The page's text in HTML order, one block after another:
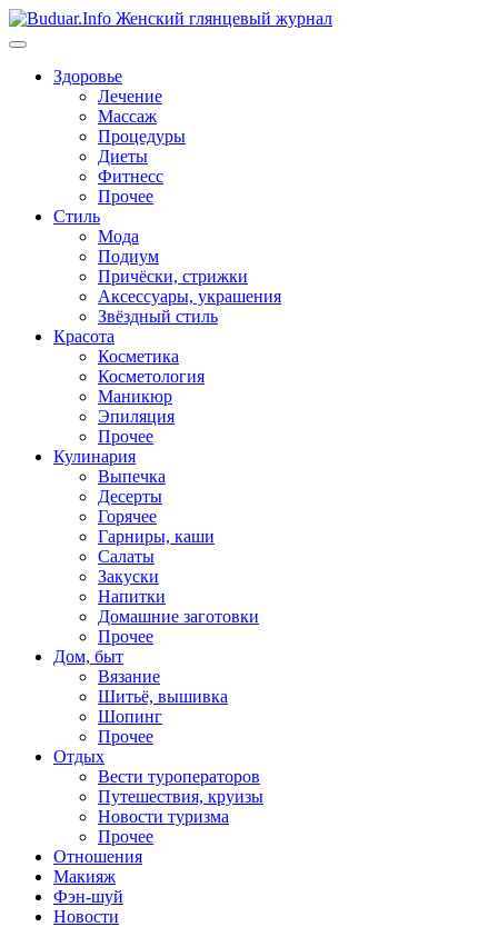
Перейти
к
Здоровье
Лечение
Массаж
Процедуры
Диеты
Фитнесс
Прочее
Стиль
Мода
Подиум
Причёски, стрижки
Аксессуары, украшения
Звёздный стиль
Красота
Косметика
Косметология
Маникюр
Эпиляция
Прочее
Кулинария
Выпечка
Десерты
Горячее
Гарниры, каши
Салаты
Закуски
Напитки
Домашние заготовки
Прочее
Дом, быт
Вязание
Шитьё, вышивка
Шопинг
Прочее
Отдых
Вести туроператоров
Путешествия, круизы
Новости туризма
Прочее
Отношения
Макияж
Фэн-шуй
Новости